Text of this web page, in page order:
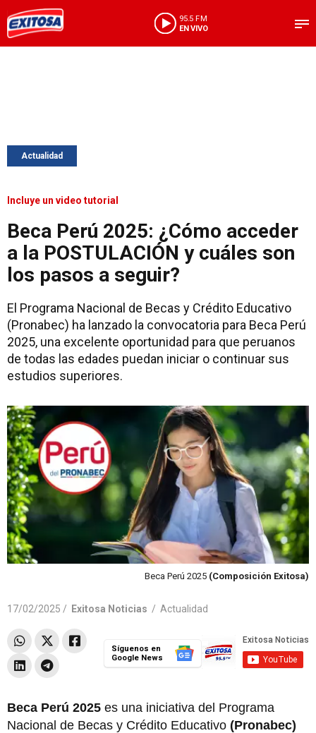
95.5 FM
EN VIVO
Actualidad
Incluye un video tutorial
Beca Perú 2025: ¿Cómo acceder
a la POSTULACIÓN y cuáles son
los pasos a seguir?
El Programa Nacional de Becas y Crédito Educativo
(Pronabec) ha lanzado la convocatoria para Beca Perú
2025, una excelente oportunidad para que peruanos
de todas las edades puedan iniciar o continuar sus
estudios superiores.
Beca Perú 2025 (Composición Exitosa)
17/02/2025 / Exitosa Noticias / Actualidad
Síguenos en
Google News
Beca Perú 2025 es una iniciativa del Programa
Nacional de Becas y Crédito Educativo (Pronabec)